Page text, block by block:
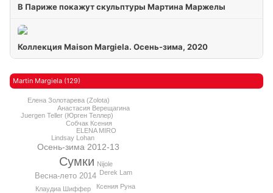
В Париже покажут скульптуры Мартина Маржелы
Коллекция Maison Margiela. Осень-зима, 2020
Martin Margiela (129)
Сумки
Осень-зима 2012-13
Весна-лето 2014
Lindsay Lohan
Клаудиа Шиффер
Собчак Ксения
Derek Lam
ELENA MIRO
Juergen Teller (Юрген Теллер)
Анастасия Верещагина
Nijole
Ксения Руна
Елена Золотарева (Zolota)